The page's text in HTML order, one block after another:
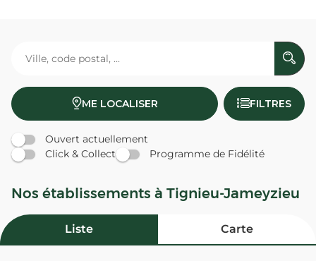
ME LOCALISER FILTRES
Ouvert actuellement
Click & Collect
Programme de Fidélité
Nos établissements à Tignieu-Jameyzieu
Liste Carte